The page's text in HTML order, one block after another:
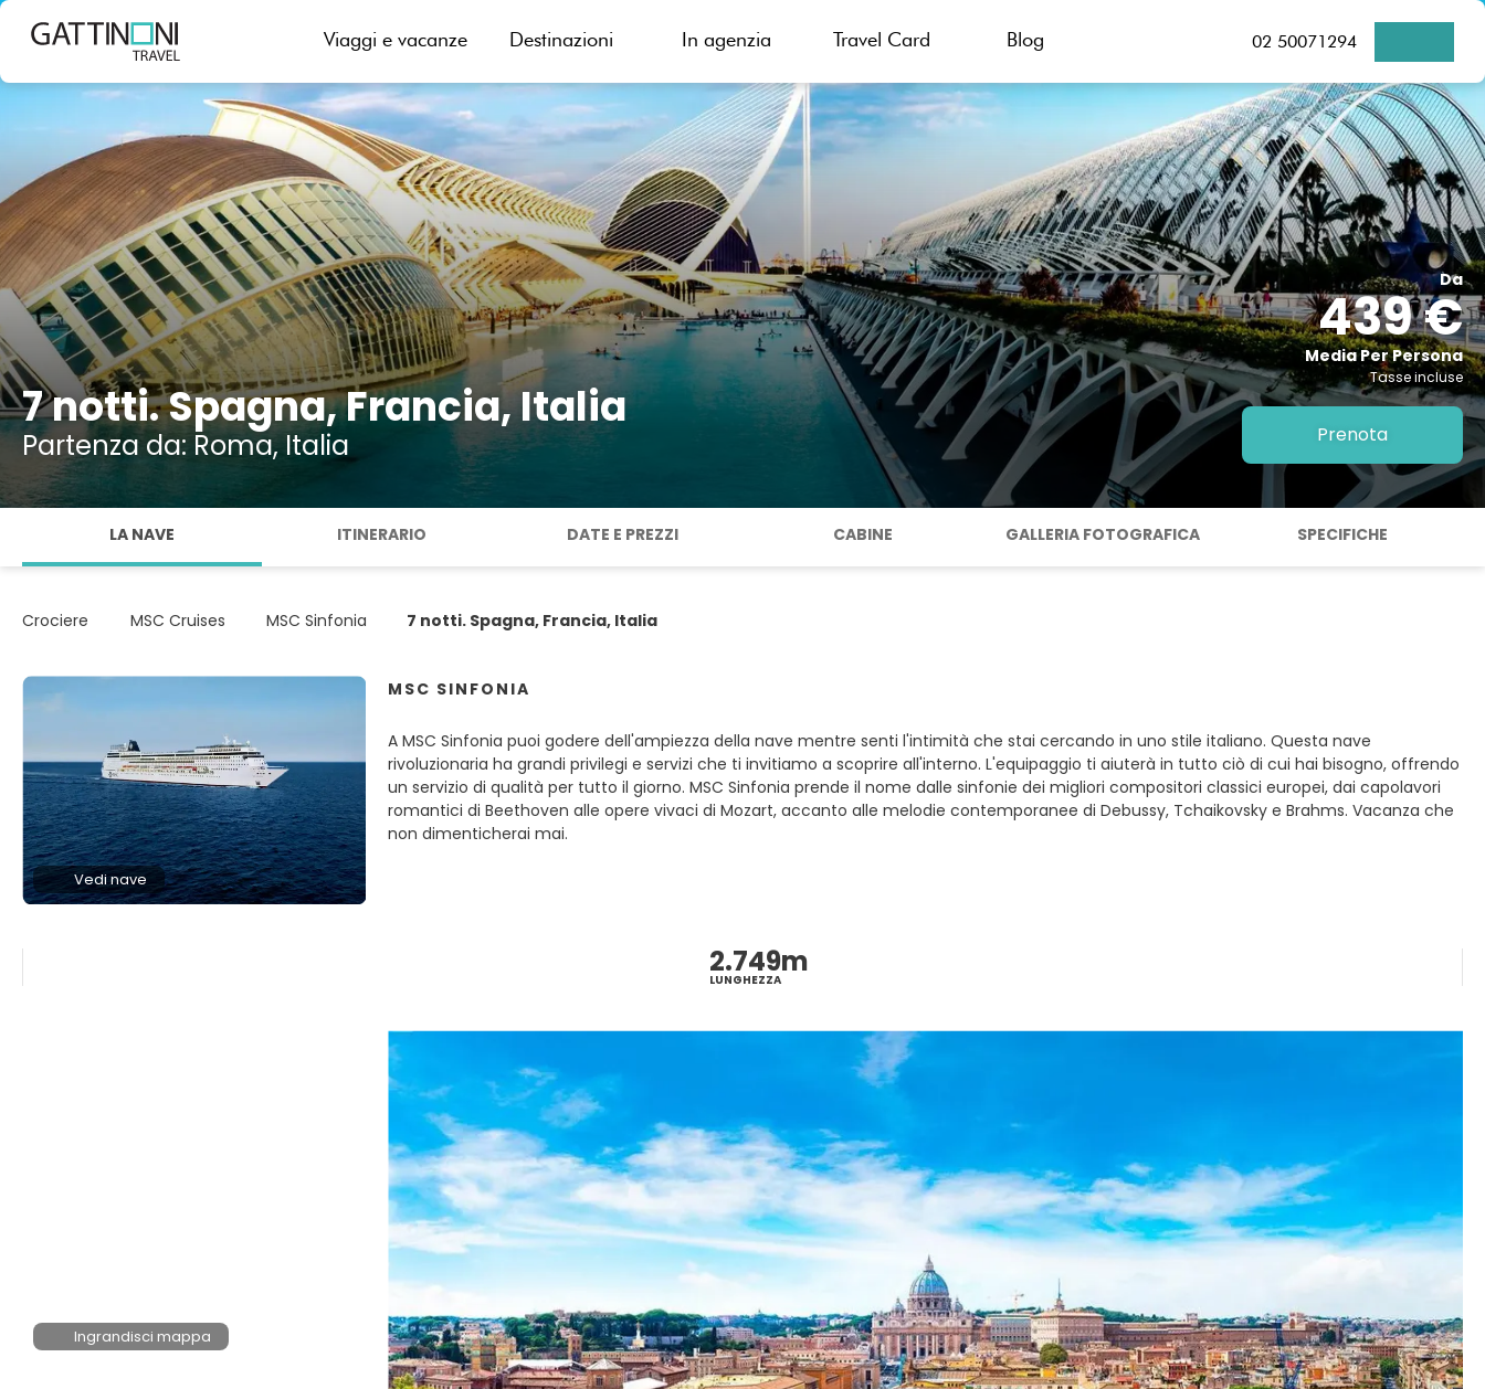
Viaggi e vacanze Destinazioni In agenzia Travel Card Blog 02 50071294
7 notti. Spagna, Francia, Italia
Partenza da: Roma, Italia
Da
439 €
Media Per Persona
Tasse incluse
Prenota
Valencia, Spagna
LA NAVE ITINERARIO DATE E PREZZI CABINE GALLERIA FOTOGRAFICA SPECIFICHE
Crociere MSC Cruises MSC Sinfonia 7 notti. Spagna, Francia, Italia
Vedi nave
MSC SINFONIA
A MSC Sinfonia puoi godere dell'ampiezza della nave mentre senti l'intimità che stai cercando in uno stile italiano. Questa nave
rivoluzionaria ha grandi privilegi e servizi che ti invitiamo a scoprire all'interno. L'equipaggio ti aiuterà in tutto ciò di cui hai bisogno, offrendo
un servizio di qualità per tutto il giorno. MSC Sinfonia prende il nome dalle sinfonie dei migliori compositori classici europei, dai capolavori
romantici di Beethoven alle opere vivaci di Mozart, accanto alle melodie contemporanee di Debussy, Tchaikovsky e Brahms. Vacanza che
non dimenticherai mai.
2.749m
LUNGHEZZA
Ingrandisci mappa